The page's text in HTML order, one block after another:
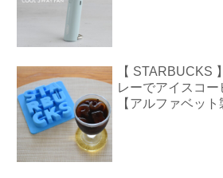
【 STARBUCKS
レーでアイスコ
【アルファベット